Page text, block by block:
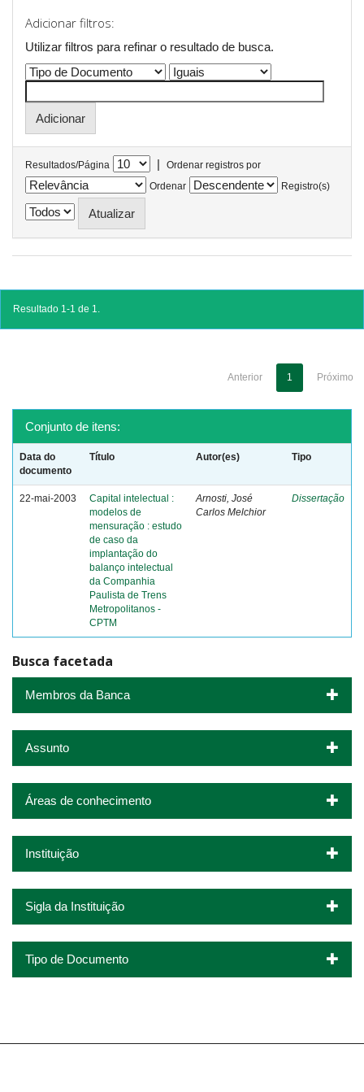
Adicionar filtros:
Utilizar filtros para refinar o resultado de busca.
Resultados/Página |
Ordenar registros por
Ordenar
Registro(s)
Resultado 1-1 de 1.
Anterior 1 Próximo
Conjunto de itens:
Data do
documento
Título Autor(es) Tipo
22-mai-2003
Capital intelectual :
modelos de
mensuração : estudo
de caso da
implantação do
balanço intelectual
da Companhia
Paulista de Trens
Metropolitanos -
CPTM
Arnosti, José
Carlos Melchior
Dissertação
Busca facetada
Membros da Banca
Assunto
Áreas de conhecimento
Instituição
Sigla da Instituição
Tipo de Documento